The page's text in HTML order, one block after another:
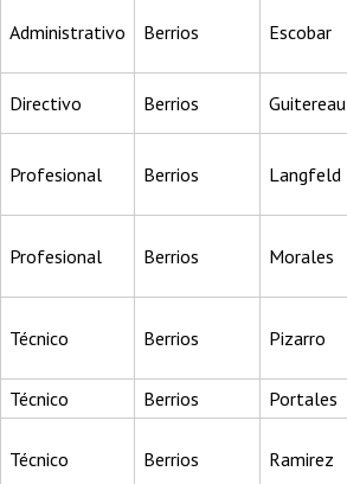
Administrativo Berrios Escobar
Directivo Berrios Guitereau
Profesional Berrios Langfeld
Profesional Berrios Morales
Técnico Berrios Pizarro
Técnico Berrios Portales
Técnico Berrios Ramirez